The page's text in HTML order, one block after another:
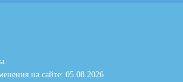
на сайте: 05.08.2026